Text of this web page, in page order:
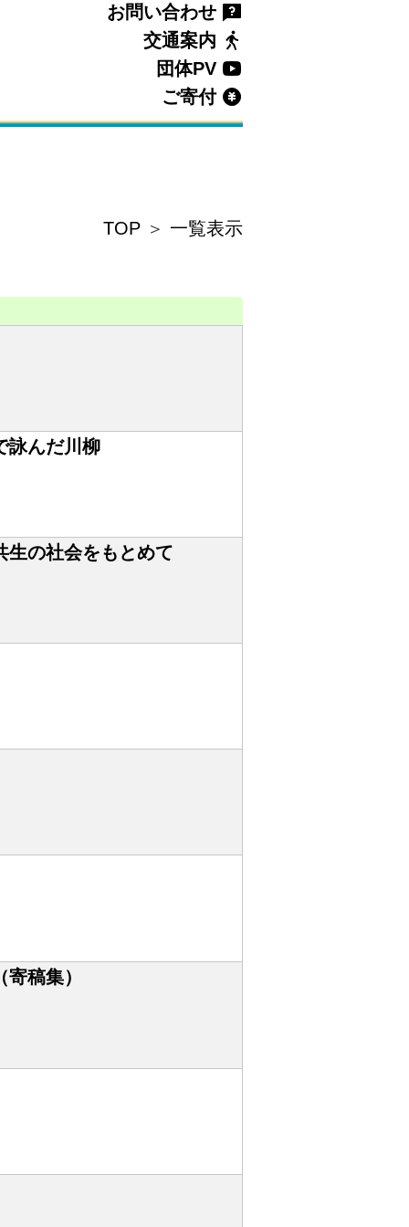
お問い合わせ
交通案内
団体PV
ご寄付
TOP ＞ 一覧表示
詠んだ川柳
生の社会をもとめて
稿集）